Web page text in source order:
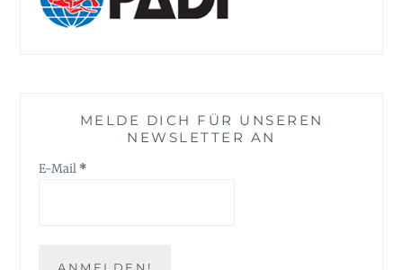
MELDE DICH FÜR UNSEREN
NEWSLETTER AN
E-Mail *